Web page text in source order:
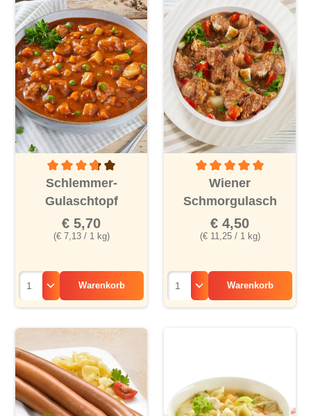
Durchschnittliche Bewertung von 3.8 von 5 Sternen
Schlemmer-
Gulaschtopf
(€ 7,13 / 1 kg)
€ 5,70
Warenkorb
Durchschnittliche
Wiener
Schmorgulasch
(€ 11,25 / 1 kg)
€ 4,50
Warenkorb